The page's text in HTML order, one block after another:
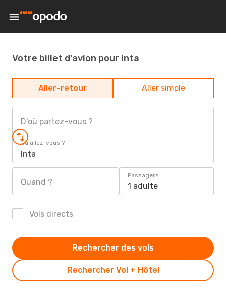
Votre billet d'avion pour Inta
Aller-retour Aller simple
D'où partez-vous ?
Où allez-vous ?
Inta
Quand ?
Passagers
1 adulte
Vols directs
Rechercher Vol + Hôtel
Rechercher des vols